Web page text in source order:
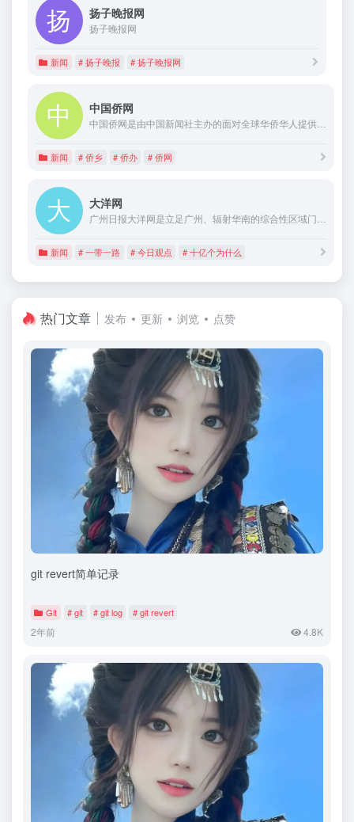
扬子晚报网
扬子晚报网
新闻 # 扬子晚报 # 扬子晚报网
中国侨网
中国侨网是由中国新闻社主办的面对全球华侨华人提供综合性信息服务的专业网站，是中国内地最大的侨务网络信息平台。中国侨网作为中国最具权威的大型侨务网站，依托全国各省、市、自治区侨务机构所拥有的强大涉侨信息资源，通过华人、中国侨界、留学生、华文教育、侨乡传真等频道，为全球华侨华人提供政治、经济、社会、教育、文化等各个领域的涉侨新闻及服务信息。中国侨网是全球华侨华人生活中的朋友，是全球华侨华人的网上家园。
新闻 # 侨乡 # 侨办 # 侨网
大洋网
广州日报大洋网是立足广州、辐射华南的综合性区域门户网站，为用户提供新闻、生活、论坛等20多个频道。广州日报大洋网是广州日报新媒体发展的先锋，在区域资讯服务、媒体融合发展方面已经获得显著成果。广州日报大洋网是新闻资讯服务的南大门。
新闻 # 一带一路 # 今日观点 # 十亿个为什么
热门文章 发布 更新 浏览 点赞
git revert简单记录
Git # git # git log # git revert
2年前 4.8K